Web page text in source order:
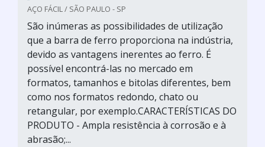
AÇO FÁCIL / SÃO PAULO - SP
São inúmeras as possibilidades de utilização
que a barra de ferro proporciona na indústria,
devido as vantagens inerentes ao ferro. É
possível encontrá-las no mercado em
formatos, tamanhos e bitolas diferentes, bem
como nos formatos redondo, chato ou
retangular, por exemplo.CARACTERÍSTICAS DO
PRODUTO - Ampla resistência à corrosão e à
abrasão;...